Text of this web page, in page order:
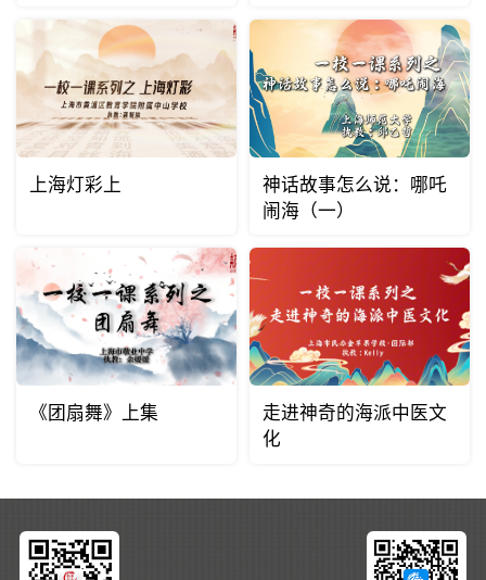
上海灯彩上
神话故事怎么说：哪吒
闹海（一）
《团扇舞》上集
走进神奇的海派中医文
化